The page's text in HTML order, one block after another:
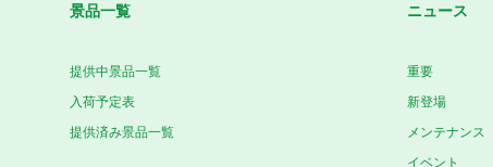
景品一覧
提供中景品一覧
入荷予定表
提供済み景品一覧
ニュース
重要
新登場
メンテナンス
イベント